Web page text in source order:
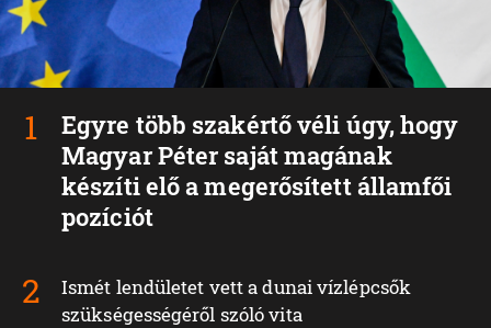
Egyre több szakértő véli úgy, hogy
Magyar Péter saját magának
készíti elő a megerősített államfői
pozíciót
Ismét lendületet vett a dunai vízlépcsők
szükségességéről szóló vita